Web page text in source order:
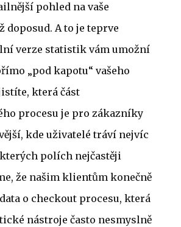
pohled na vaše
doposud. A to je teprve
verze statistik vám umožní
„pod kapotu“ vašeho
která část
procesu je pro zákazníky
kde uživatelé tráví nejvíc
kterých polích nejčastěji
že našim klientům konečně
o checkout procesu, která
nástroje často nesmyslně